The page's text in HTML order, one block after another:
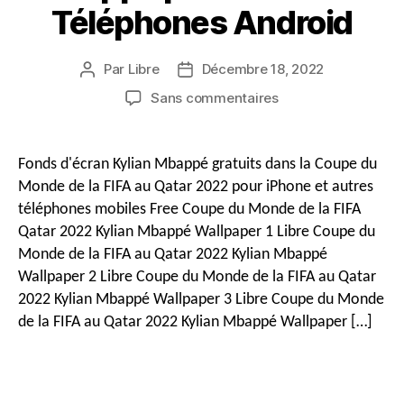
Téléphones Android
Auteur
message
Par Libre
DateDécembre 18, 2022
Sans commentairessur
4K
&
Coupe
du
Monde
de
la
FIFA
Qatar
Fonds d'écran Kylian Mbappé gratuits dans la Coupe du
Monde de la FIFA au Qatar 2022 pour iPhone et autres
téléphones mobiles Free Coupe du Monde de la FIFA
Qatar 2022 Kylian Mbappé Wallpaper 1 Libre Coupe du
Monde de la FIFA au Qatar 2022 Kylian Mbappé
Wallpaper 2 Libre Coupe du Monde de la FIFA au Qatar
2022 Kylian Mbappé Wallpaper 3 Libre Coupe du Monde
de la FIFA au Qatar 2022 Kylian Mbappé Wallpaper […]